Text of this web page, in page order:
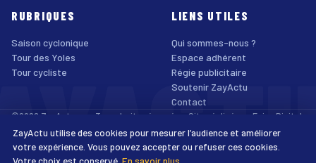
RUBRIQUES
Saison cyclonique
Tour des Yoles
Tour cycliste
LIENS UTILES
Qui sommes-nous ?
Espace adhérent
Régie publicitaire
Soutenir ZayActu
Contact
©2026 ZayActu.org. Tous droits réservés. · Site réalisé par Enjoy Digital
Agency
Mentions légales
Confidentialité Cookies Accessibilité
ZayActu utilise des cookies pour mesurer l’audience et améliorer
votre expérience. Vous pouvez accepter ou refuser ces cookies.
Votre choix est conservé. En savoir plus